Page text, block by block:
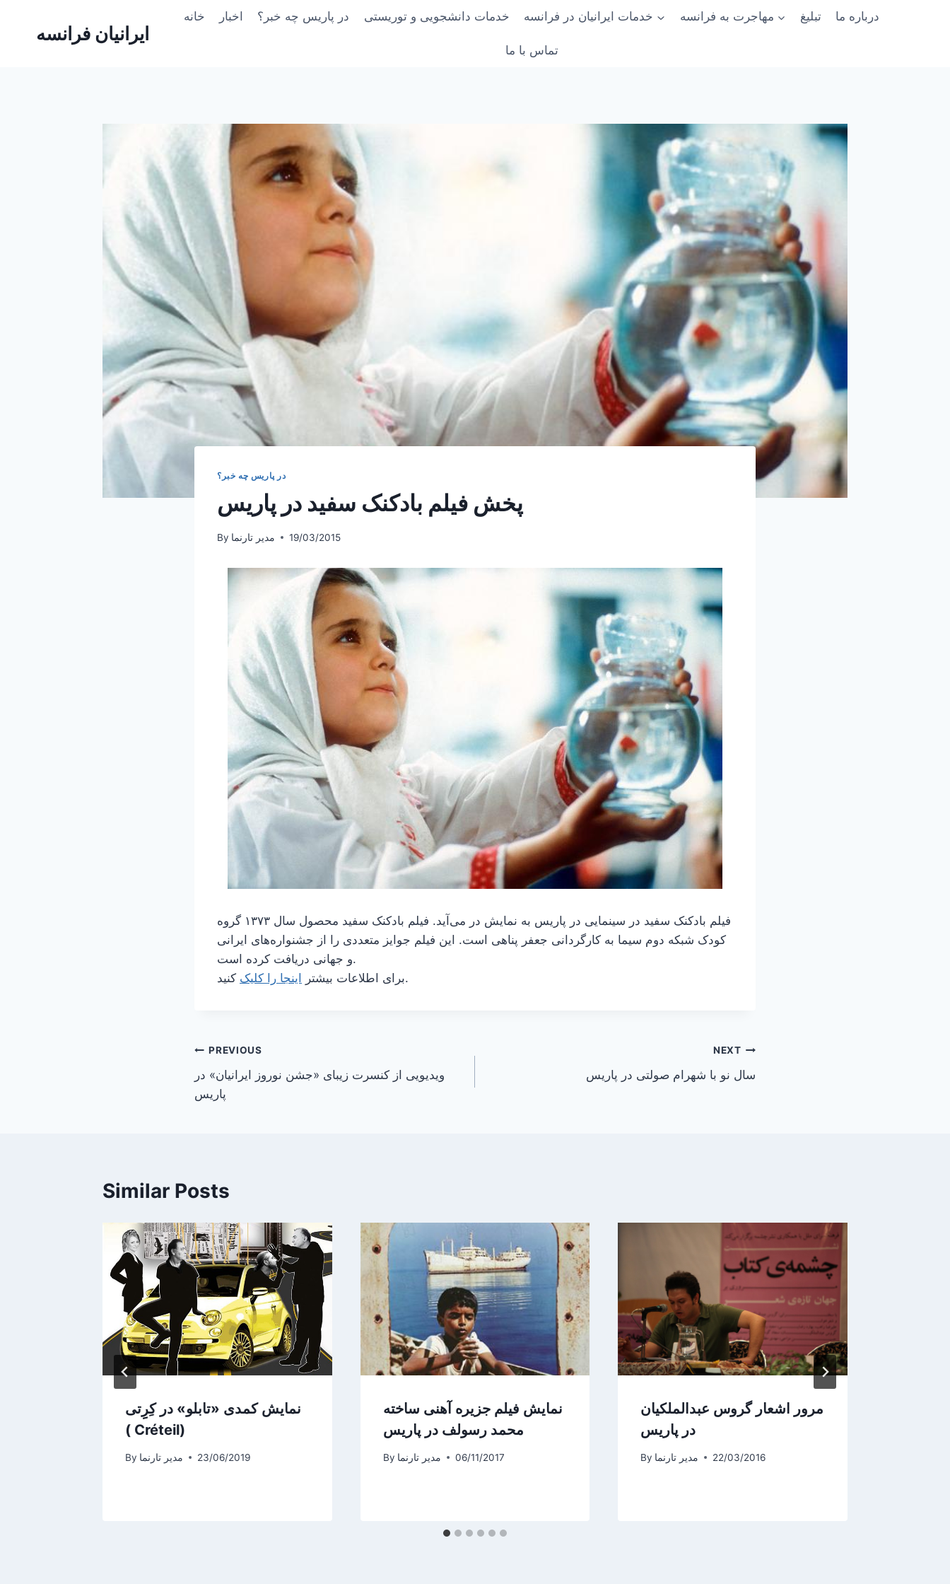
ایرانیان فرانسه
خانه اخبار در پاریس چه خبر؟ خدمات دانشجویی و توریستی خدمات ایرانیان در فرانسه مهاجرت به فرانسه تبلیغ درباره ما
تماس با ما
در پاریس چه خبر؟
پخش فیلم بادکنک سفید در پاریس
By مدیر تارنما 19/03/2015
فیلم بادکنک سفید در سینمایی در پاریس به نمایش در می‌آید. فیلم بادکنک سفید محصول سال ۱۳۷۳ گروه
کودک شبکه دوم سیما به کارگردانی جعفر پناهی است. این فیلم جوایز متعددی را از جشنواره‌های ایرانی
و جهانی دریافت کرده است.
برای اطلاعات بیشتر اینجا را کلیک کنید.
Post
navigation
PREVIOUS
ویدیویی از کنسرت زیبای «جشن نوروز ایرانیان» در
پاریس
NEXT
سال نو با شهرام صولتی در پاریس
Similar Posts
نمایش کمدی «تابلو» در کِرِِتی
( Créteil)
By مدیر تارنما 23/06/2019
نمایش فیلم جزیره آهنی ساخته
محمد رسولف در پاریس
By مدیر تارنما 06/11/2017
مرور اشعار گروس عبدالملکیان
در پاریس
By مدیر تارنما 22/03/2016